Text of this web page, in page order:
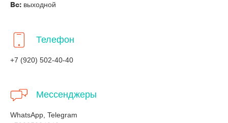
Вс: выходной
Телефон
+7 (920) 502-40-40
Мессенджеры
WhatsApp, Telegram